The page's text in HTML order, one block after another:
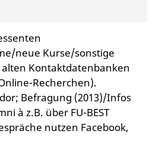
neue Kurse/sonstige
alten Kontaktdatenbanken
Recherchen).
Befragung (2013)/Infos
à z.B. über FU-BEST
nutzen Facebook,